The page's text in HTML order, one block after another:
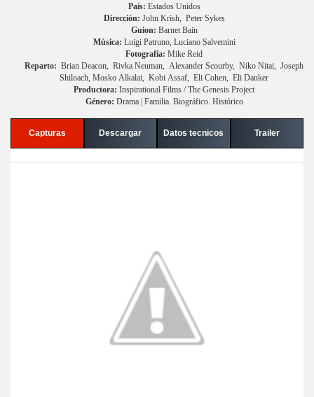
País: Estados Unidos
Dirección: John Krish, Peter Sykes
Guion: Barnet Bain
Música: Luigi Patruno, Luciano Salvemini
Fotografía: Mike Reid
Reparto: Brian Deacon, Rivka Neuman, Alexander Scourby, Niko Nitai, Joseph
Shiloach, Mosko Alkalai, Kobi Assaf, Eli Cohen, Eli Danker
Productora: Inspirational Films / The Genesis Project
Género: Drama | Familia. Biográfico. Histórico
Capturas Descargar Datos tecnicos Trailer